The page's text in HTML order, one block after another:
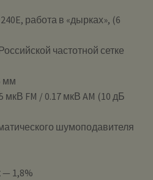
работа в «дырках», (6
частотной сетке
мм
мкВ FM / 0.17 мкВ AM (10 дБ
шумоподавителя
1,8%